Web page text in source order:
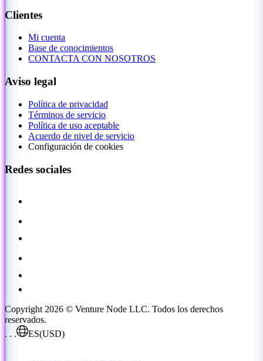
Clientes
Mi cuenta
Base de conocimientos
CONTACTA CON NOSOTROS
Aviso legal
Política de privacidad
Términos de servicio
Política de uso aceptable
Acuerdo de nivel de servicio
Configuración de cookies
Redes sociales
Copyright 2026 © Venture Node LLC. Todos los derechos
reservados.
. . .
ES(USD)